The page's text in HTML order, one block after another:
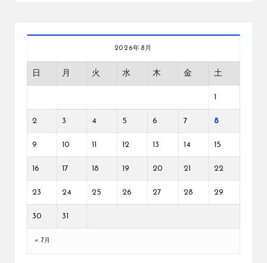
2026年8月
日 月 火 水 木 金 土
2 3 4 5 6 7 8
9 10 12 13 14 15
16 17 18 19 20 21 22
23 24 25 26 27 28 29
30 31
« 7月